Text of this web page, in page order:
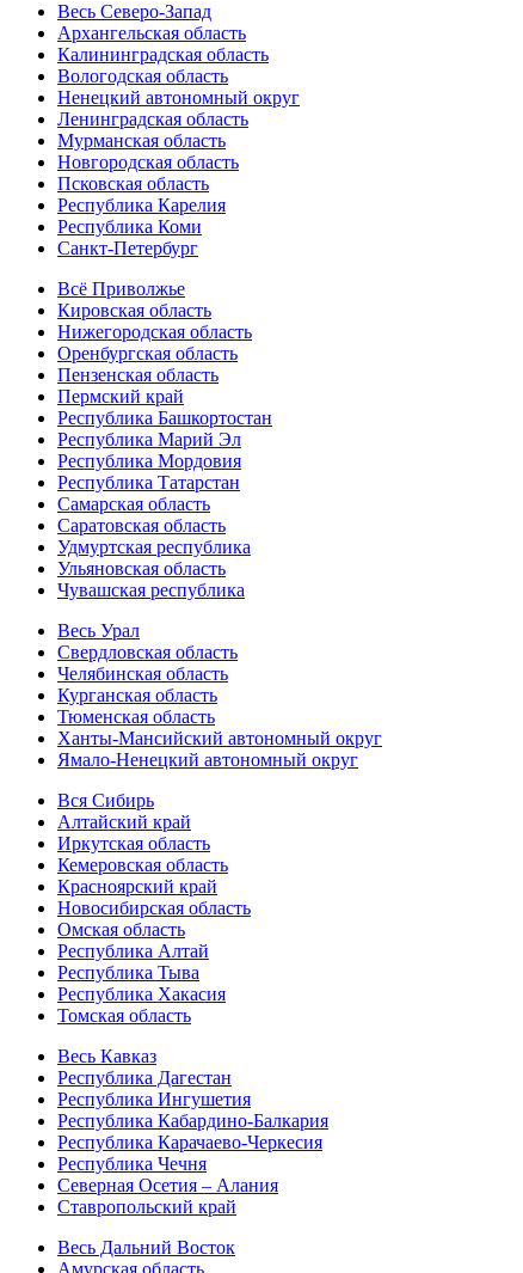
Весь Северо-Запад
Архангельская область
Калининградская область
Вологодская область
Ненецкий автономный округ
Ленинградская область
Мурманская область
Новгородская область
Псковская область
Республика Карелия
Республика Коми
Санкт-Петербург
Всё Приволжье
Кировская область
Нижегородская область
Оренбургская область
Пензенская область
Пермский край
Республика Башкортостан
Республика Марий Эл
Республика Мордовия
Республика Татарстан
Самарская область
Саратовская область
Удмуртская республика
Ульяновская область
Чувашская республика
Весь Урал
Свердловская область
Челябинская область
Курганская область
Тюменская область
Ханты-Мансийский автономный округ
Ямало-Ненецкий автономный округ
Вся Сибирь
Алтайский край
Иркутская область
Кемеровская область
Красноярский край
Новосибирская область
Омская область
Республика Алтай
Республика Тыва
Республика Хакасия
Томская область
Весь Кавказ
Республика Дагестан
Республика Ингушетия
Республика Кабардино-Балкария
Республика Карачаево-Черкесия
Республика Чечня
Северная Осетия – Алания
Ставропольский край
Весь Дальний Восток
Амурская область